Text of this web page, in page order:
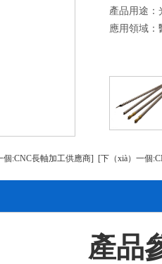
產品用途：
應用領域：
個:CNC長軸加工供應商] [下（xià）一個
產品